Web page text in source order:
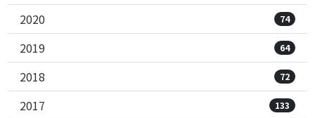
2020 74
2019 64
2018 72
2017 133